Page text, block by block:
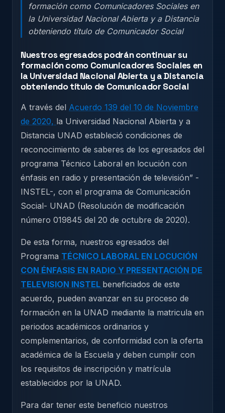
formación como Comunicadores Sociales en
la Universidad Nacional Abierta y a Distancia
obteniendo título de Comunicador Social
Nuestros egresados podrán continuar su
formación como Comunicadores Sociales en
la Universidad Nacional Abierta y a Distancia
obteniendo título de Comunicador Social
A través del Acuerdo 139 del 10 de Noviembre
de 2020, la Universidad Nacional Abierta y a
Distancia UNAD estableció condiciones de
reconocimiento de saberes de los egresados del
programa Técnico Laboral en locución con
énfasis en radio y presentación de televisión” -
INSTEL-, con el programa de Comunicación
Social- UNAD (Resolución de modificación
número 019845 del 20 de octubre de 2020).
De esta forma, nuestros egresados del
Programa TÉCNICO LABORAL EN LOCUCIÓN
CON ÉNFASIS EN RADIO Y PRESENTACIÓN DE
TELEVISION INSTEL beneficiados de este
acuerdo, pueden avanzar en su proceso de
formación en la UNAD mediante la matricula en
periodos académicos ordinarios y
complementarios, de conformidad con la oferta
académica de la Escuela y deben cumplir con
los requisitos de inscripción y matrícula
establecidos por la UNAD.
Para dar tener este beneficio nuestros